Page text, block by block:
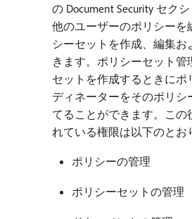
の Document Security セク
他のユーザーのポリシーを
シーセットを作成、編集お
きます。ポリシーセット管
セットを作成するときにポ
ディネーターをそのポリシ
てることができます。この
れている権限は以下のとお
ポリシーの管理
ポリシーセットの管理